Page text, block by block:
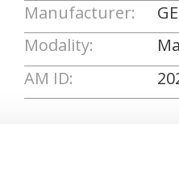
Manufacturer:
GE
Modality:
AM ID: